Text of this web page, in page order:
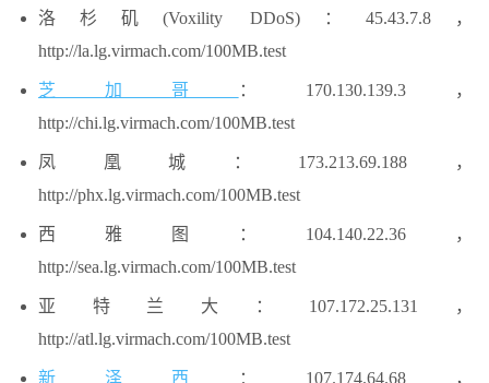
洛杉矶(Voxility DDoS)：45.43.7.8，
http://la.lg.virmach.com/100MB.test
芝加哥
：170.130.139.3，
http://chi.lg.virmach.com/100MB.test
凤凰城：173.213.69.188，
http://phx.lg.virmach.com/100MB.test
西雅图：104.140.22.36，
http://sea.lg.virmach.com/100MB.test
亚特兰大：107.172.25.131，
http://atl.lg.virmach.com/100MB.test
新泽西 ：107.174.64.68，